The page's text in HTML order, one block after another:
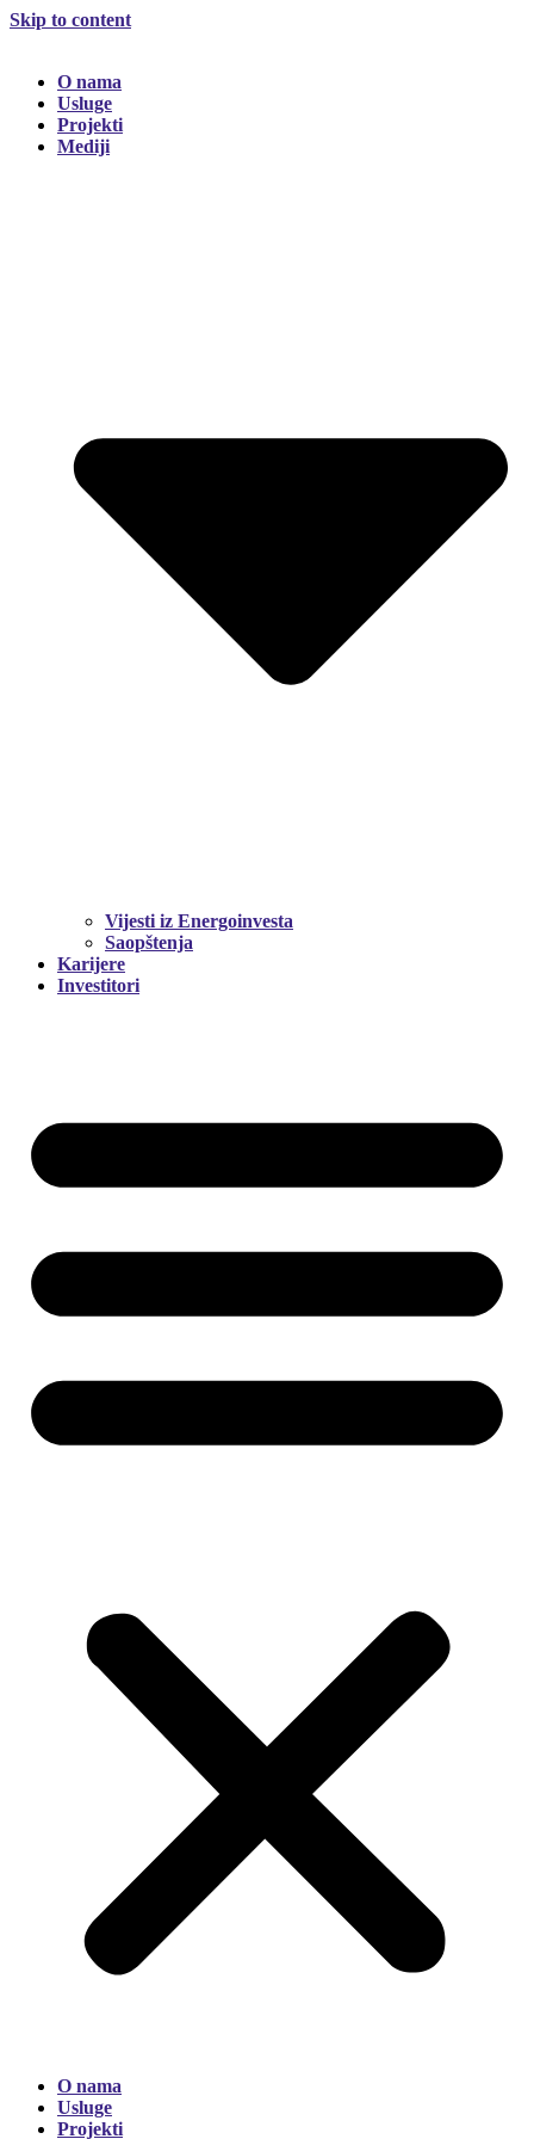
Skip to content
O nama
Usluge
Projekti
Mediji
Vijesti iz Energoinvesta
Saopštenja
Karijere
Investitori
O nama
Usluge
Projekti